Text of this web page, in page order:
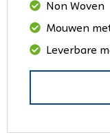
Non Woven
Mouwen
Leverbare